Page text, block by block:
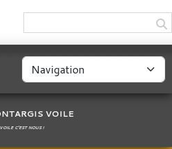
VOILE
C'EST NOUS !